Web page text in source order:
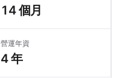
14 個月
營運年資
4 年